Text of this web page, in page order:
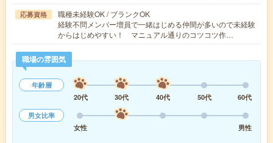
応募資格
職種未経験OK / ブランクOK
経験不問メンバー増員で一緒はじめる仲間が多いので未経験
からはじめやすい！ マニュアル通りのコツコツ作…
職場の雰囲気
年齢層
20代
30代 40代 50代
60代
男女比率
女性
男性